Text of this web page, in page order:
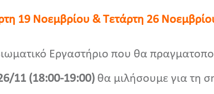
19 Νοεμβρίου & Τετάρτη 26
Εργαστήριο που θα
11 (18:00-19:00) θα μιλήσουμε για τη